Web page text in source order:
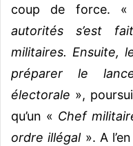
coup de force.
autorités s’est
militaires. Ensuite,
préparer le
électorale »,
qu’un « Chef
ordre illégal». A